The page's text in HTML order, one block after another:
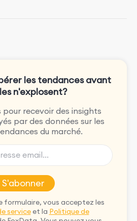
les tendances avant
n'explosent?
recevoir des insights
par des données sur les
du marché.
S'abonner
formulaire, vous acceptez les
serviceet la Politique de